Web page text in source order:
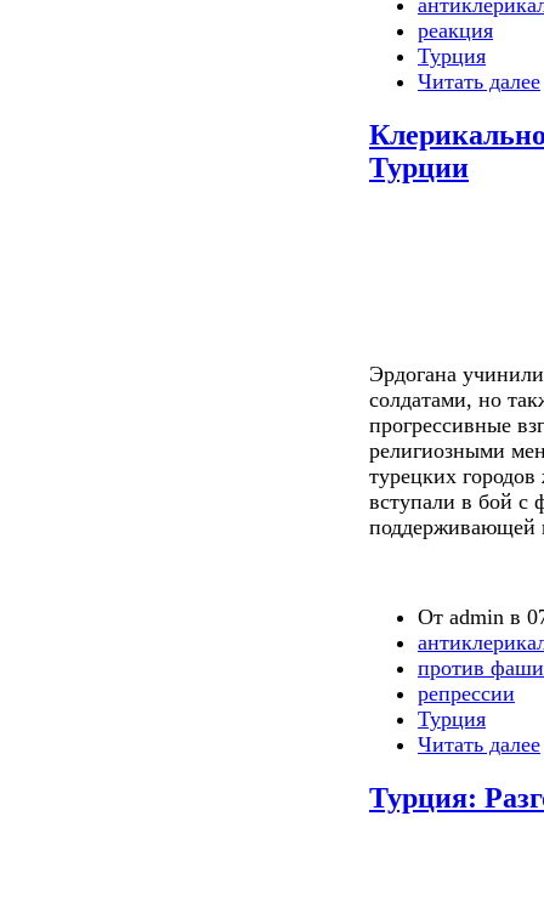
реакция
Турция
Читать далее
Турции
Эрдогана
солдатами, но
прогрессивные
религиозными
турецких
вступали в бой с
поддерживающей
От admin в
против
репрессии
Турция
Читать далее
Турция: